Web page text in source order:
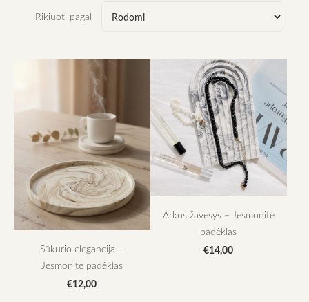
Rikiuoti pagal
Sūkurio elegancija –
Jesmonite padėklas
€12,00
Arkos žavesys – Jesmonite
padėklas
€14,00